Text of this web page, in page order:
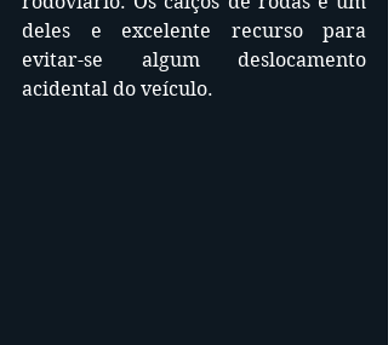
deles e excelente recurso para
evitar-se algum deslocamento
acidental do veículo.